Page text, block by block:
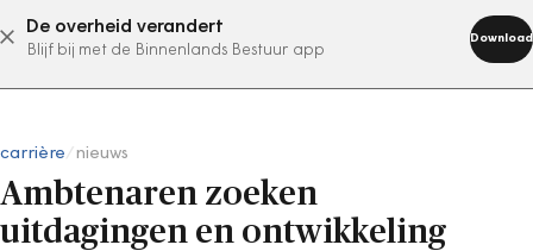
De overheid verandert
Blijf bij met de Binnenlands Bestuur app
Download
abonneer nu
carrière nieuws
Ambtenaren zoeken
uitdagingen en ontwikkeling